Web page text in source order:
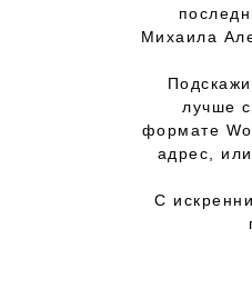
Михаила
лучше
формате
адрес,
С